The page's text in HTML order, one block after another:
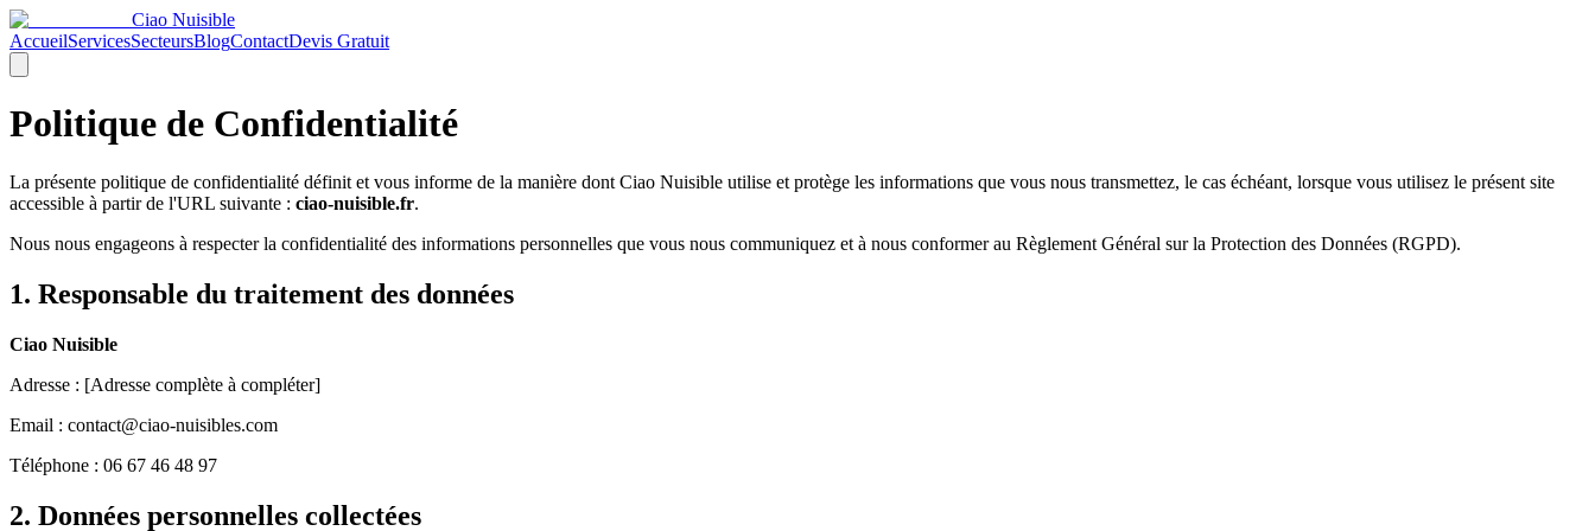
Ciao Nuisible
AccueilServicesSecteursBlogContactDevis Gratuit
Politique de Confidentialité
La présente politique de confidentialité définit et vous informe de la manière dont Ciao Nuisible utilise et protège les informations que vous nous transmettez, le cas échéant, lorsque vous utilisez le présent site
accessible à partir de l'URL suivante : ciao-nuisible.fr.
Nous nous engageons à respecter la confidentialité des informations personnelles que vous nous communiquez et à nous conformer au Règlement Général sur la Protection des Données (RGPD).
1. Responsable du traitement des données
Ciao Nuisible
Adresse : [Adresse complète à compléter]
Email : contact@ciao-nuisibles.com
Téléphone : 06 67 46 48 97
2. Données personnelles collectées